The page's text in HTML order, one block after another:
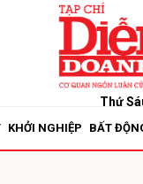
Thứ
KHỞI NGHIỆP BẤT